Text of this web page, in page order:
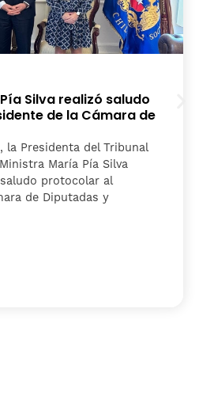
Silva realizó saludo
de la Cámara de
la Presidenta del Tribunal
María Pía Silva
protocolar al
de Diputadas y